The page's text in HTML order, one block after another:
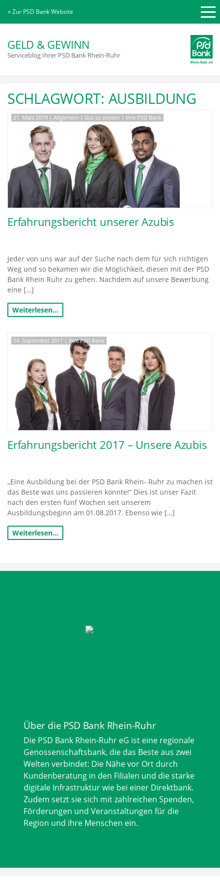
« Zur PSD Bank Website
GELD & GEWINN
Serviceblog Ihrer PSD Bank Rhein-Ruhr
SCHLAGWORT: AUSBILDUNG
21. März 2019 | Allgemein | Gut zu wissen | Ihre PSD Bank
Erfahrungsbericht unserer Azubis
Jeder von uns war auf der Suche nach dem für sich richtigen
Weg und so bekamen wir die Möglichkeit, diesen mit der PSD
Bank Rhein Ruhr zu gehen. Nachdem auf unsere Bewerbung
eine […]
Weiterlesen…
14. September 2017 | Ihre PSD Bank
Erfahrungsbericht 2017 – Unsere Azubis
,,Eine Ausbildung bei der PSD Bank Rhein- Ruhr zu machen ist
das Beste was uns passieren konnte!“ Dies ist unser Fazit
nach den ersten fünf Wochen seit unserem
Ausbildungsbeginn am 01.08.2017. Ebenso wie […]
Weiterlesen…
Über die PSD Bank Rhein-Ruhr
Die PSD Bank Rhein-Ruhr eG ist eine regionale
Genossenschaftsbank, die das Beste aus zwei
Welten verbindet: Die Nähe vor Ort durch
Kundenberatung in den Filialen und die starke
digitale Infrastruktur wie bei einer Direktbank.
Zudem setzt sie sich mit zahlreichen Spenden,
Förderungen und Veranstaltungen für die
Region und ihre Menschen ein.